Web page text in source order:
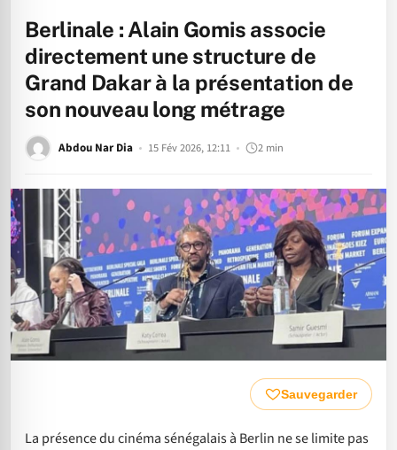
Berlinale : Alain Gomis associe
directement une structure de
Grand Dakar à la présentation de
son nouveau long métrage
Abdou Nar Dia 15 Fév 2026, 12:11 2 min
Sauvegarder
La présence du cinéma sénégalais à Berlin ne se limite pas